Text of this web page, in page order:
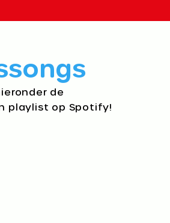
de
playlist op Spotify!